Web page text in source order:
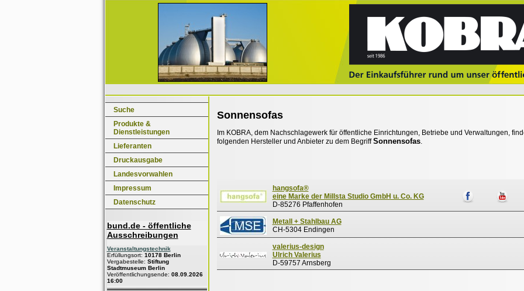
Suche
Produkte &
Dienstleistungen
Lieferanten
Druckausgabe
Landesvorwahlen
Impressum
Datenschutz
bund.de - öffentliche
Ausschreibungen
Veranstaltungstechnik
Erfüllungsort: 10178 Berlin
Vergabestelle: Stiftung
Stadtmuseum Berlin
Veröffentlichungsende: 08.09.2026
16:00
Sonnensofas
Im KOBRA, dem Nachschlagewerk für öffentliche Einrichtungen, Betriebe und Verwaltungen,
folgenden Hersteller und Anbieter zu dem BegriffSonnensofas.
hangsofa®
eine Marke der Millsta Studio GmbH u. Co. KG
D-85276 Pfaffenhofen
Metall + Stahlbau AG
CH-5304 Endingen
valerius-design
Ulrich Valerius
D-59757 Arnsberg